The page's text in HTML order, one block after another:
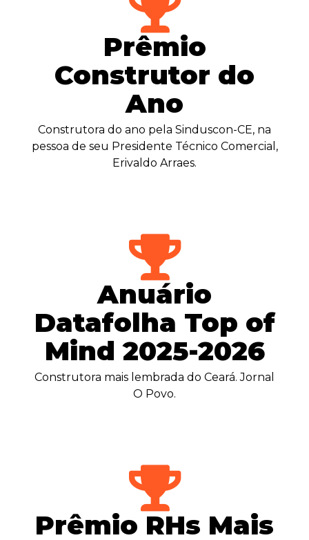
Prêmio
Construtor do
Ano
Construtora do ano pela Sinduscon-CE, na
pessoa de seu Presidente Técnico Comercial,
Erivaldo Arraes.
Anuário
Datafolha Top of
Mind 2025-2026
Construtora mais lembrada do Ceará. Jornal
O Povo.
Prêmio RHs Mais